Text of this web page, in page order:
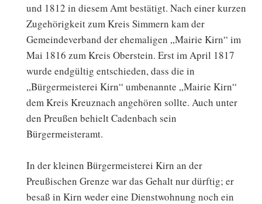
und 1812 in diesem Amt bestätigt. Nach einer kurzen
Zugehörigkeit zum Kreis Simmern kam der
Gemeindeverband der ehemaligen „Mairie Kirn“ im
Mai 1816 zum Kreis Oberstein. Erst im April 1817
wurde endgültig entschieden, dass die in
„Bürgermeisterei Kirn“ umbenannte „Mairie Kirn“
dem Kreis Kreuznach angehören sollte. Auch unter
den Preußen behielt Cadenbach sein
Bürgermeisteramt.
In der kleinen Bürgermeisterei Kirn an der
Preußischen Grenze war das Gehalt nur dürftig; er
besaß in Kirn weder eine Dienstwohnung noch ein